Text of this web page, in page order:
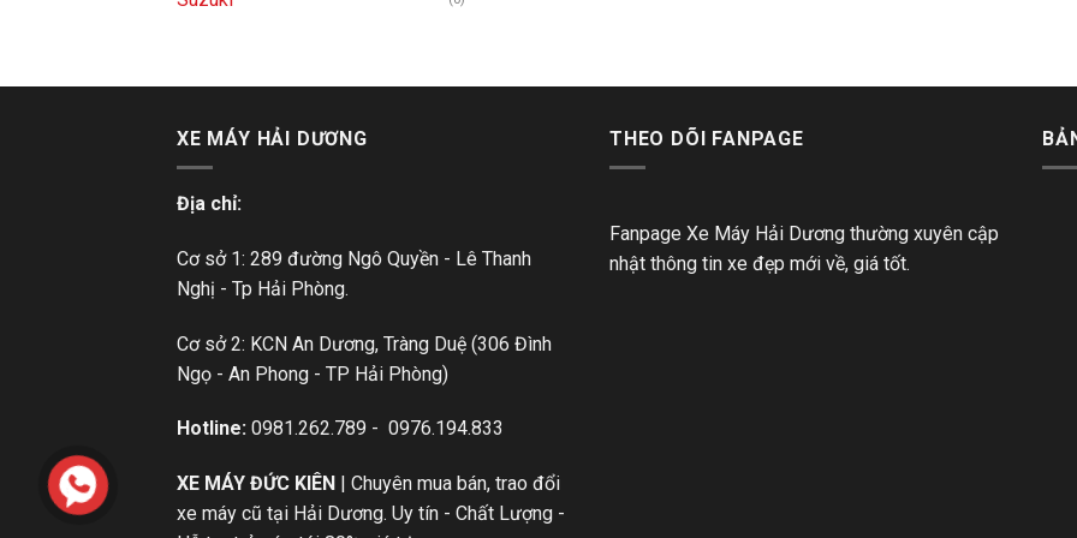
XE MÁY HẢI DƯƠNG
Địa chỉ:
Cơ sở 1: 289 đường Ngô Quyền - Lê Thanh
Nghị - Tp Hải Phòng.
Cơ sở 2: KCN An Dương, Tràng Duệ (306 Đình
Ngọ - An Phong - TP Hải Phòng)
Hotline: 0981.262.789 - 0976.194.833
XE MÁY ĐỨC KIÊN
| Chuyên mua bán, trao đổi
xe máy cũ tại Hải Dương. Uy tín - Chất Lượng -
THEO DÕI FANPAGE
Fanpage Xe Máy Hải Dương thường xuyên cập
nhật thông tin xe đẹp mới về, giá tốt.